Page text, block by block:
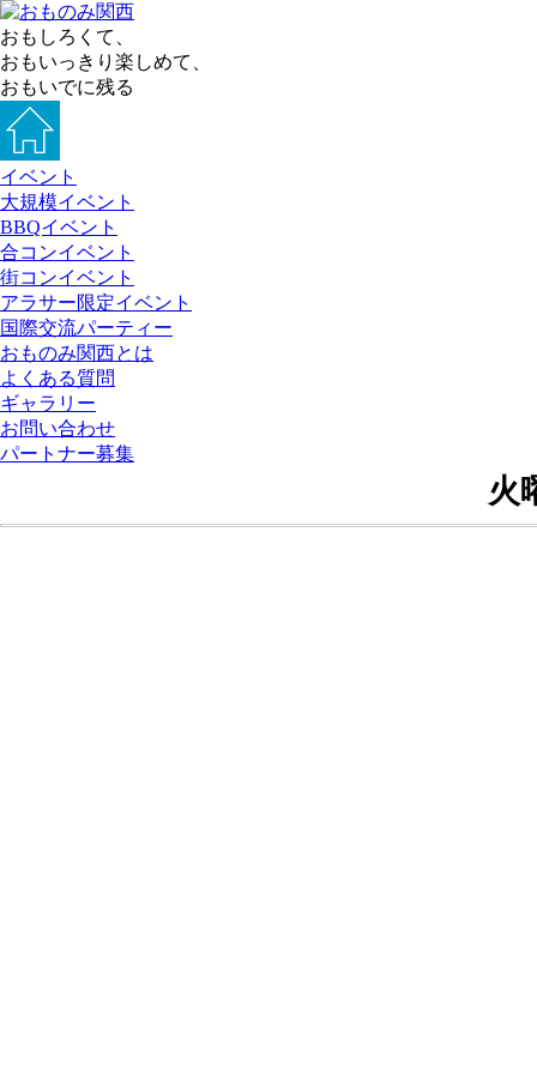
おもしろくて、
おもいっきり楽しめて、
おもいでに残る
イベント
大規模イベント
BBQイベント
合コンイベント
街コンイベント
アラサー限定イベント
国際交流パーティー
おものみ関西とは
よくある質問
ギャラリー
お問い合わせ
パートナー募集
火